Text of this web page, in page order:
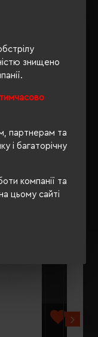
знищено
тимчасово
партнерам та
і багаторічну
компанії та
цьому сайті